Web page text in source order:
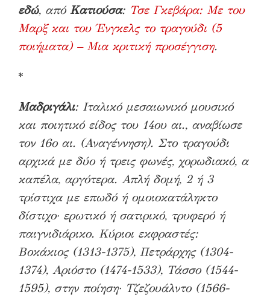
εδώ, απόΚατιούσα: Τσε Γκεβάρα: Με του
Μαρξ και του Ένγκελς το τραγούδι (5
ποιήματα) – Μια κριτική προσέγγιση.
*
Μαδριγάλι: Ιταλικό μεσαιωνικό μουσικό
και ποιητικό είδος του 14ου αι., αναβίωσε
τον 16ο αι. (Αναγέννηση). Στο τραγούδι
αρχικά με δύο ή τρεις φωνές, χορωδιακό, α
καπέλα, αργότερα. Απλή δομή, 2 ή 3
τρίστιχα με επωδό ή ομοιοκατάληκτο
δίστιχο· ερωτικό ή σατιρικό, τρυφερό ή
παιγνιδιάρικο. Κύριοι εκφραστές:
Βοκάκιος (1313-1375), Πετράρχης (1304-
1374), Αριόστο (1474-1533), Τάσσο (1544-
1595), στην ποίηση· Τζεζουάλντο (1566-